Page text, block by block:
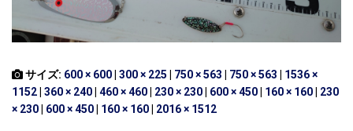
サイズ: 600 × 600| 300 × 225 | 750 × 563 | 750 × 563 | 1536 ×
1152| 360 × 240| 460 × 460| 230 × 230| 600 × 450| 160 × 160| 230
× 230| 600 × 450| 160 × 160| 2016 × 1512